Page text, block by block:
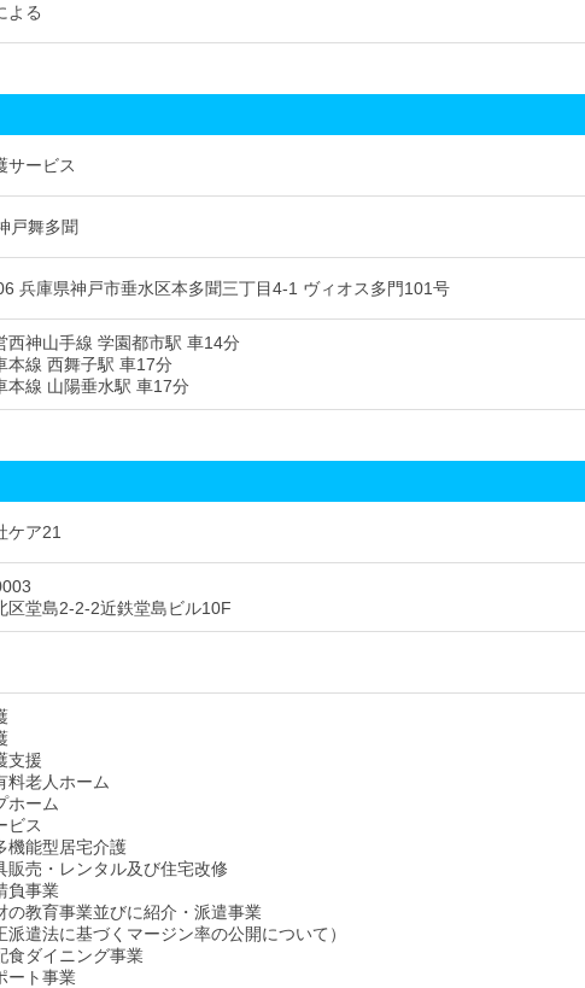
よる
サービス
戸舞多聞
兵庫県神戸市垂水区本多聞三丁目4-1 ヴィオス多門101号
西神山手線 学園都市駅 車14分
本線 西舞子駅 車17分
本線 山陽垂水駅 車17分
ケア21
区堂島2-2-2近鉄堂島ビル10F
支援
料老人ホーム
ホーム
ビス
機能型居宅介護
販売・レンタル及び住宅改修
負事業
の教育事業並びに紹介・派遣事業
派遣法に基づくマージン率の公開について）
食ダイニング事業
ート事業